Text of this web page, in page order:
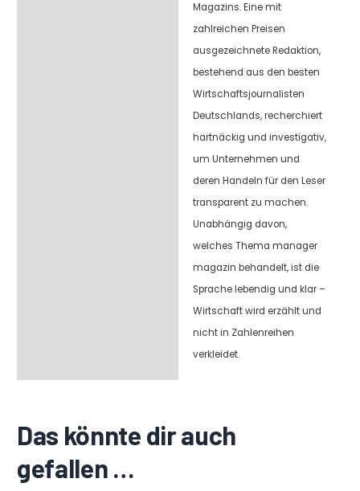
Magazins. Eine mit
zahlreichen Preisen
ausgezeichnete Redaktion,
bestehend aus den besten
Wirtschaftsjournalisten
Deutschlands, recherchiert
hartnäckig und investigativ,
um Unternehmen und
deren Handeln für den Leser
transparent zu machen.
Unabhängig davon,
welches Thema manager
magazin behandelt, ist die
Sprache lebendig und klar –
Wirtschaft wird erzählt und
nicht in Zahlenreihen
verkleidet.
Das könnte dir auch
gefallen …